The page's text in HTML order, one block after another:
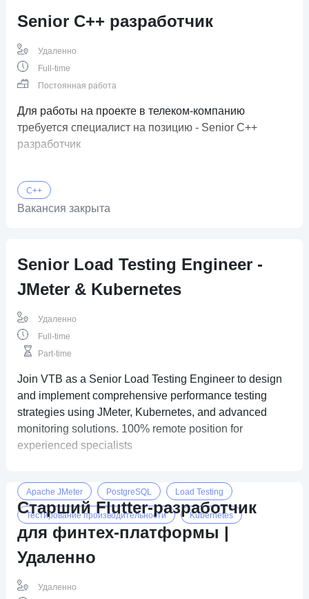
Senior С++ разработчик
Удаленно
Full-time
Постоянная работа
Для работы на проекте в телеком-компанию
требуется специалист на позицию - Senior С++
разработчик
C++
Вакансия закрыта
Senior Load Testing Engineer -
JMeter & Kubernetes
Удаленно
Full-time
Part-time
Join VTB as a Senior Load Testing Engineer to design
and implement comprehensive performance testing
strategies using JMeter, Kubernetes, and advanced
monitoring solutions. 100% remote position for
experienced specialists
Apache JMeter PostgreSQL Load Testing
Тестирование производительности Kubernetes
MongoDB
Старший Flutter-разработчик
для финтех-платформы |
Удаленно
Удаленно